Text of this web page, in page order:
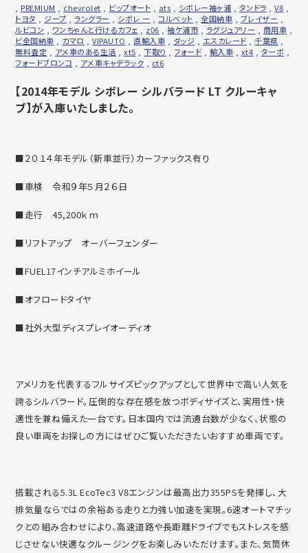
PREMIUM chevrolet ビップオート ats シボレー袖ヶ浦 タンドラ ,V8
トヨタ
ジープ ,ラングラー シボレ ー ,コルベット ,全国納車 ブレイザー
ルビコン
ワンちゃんと行けるカフェ z06 ,袖ケ浦市 ラグジュアリー 商用車
ビ全国納車
カマロ ,VIPAUTO 直輸入車 ダッジ エスカレード ,千葉県
無料査定
アメ車のある生活 ,xt5 ,下取り ,フォード 輸入車 xt4 ターボ
フォードブロンコ
アメ車キャデラック ct6
【2014年モデル シボレー シルバラード LT クルーキャ
ブ】が入庫いたしました。
■２０１４年モデル（新車並行）カーファックス有り
■車検 令和９年５月２６日
■走行 45,200ｋｍ
■リフトアップ オーバーフェンダー
■FUEL17インチアルミホイール
■オフロードタイヤ
■社外大型ディスプレイオーディオ
アメリカを代表するフルサイズピックアップとして世界中で高い人気を
誇るシルバラード。圧倒的な存在感を放つボディサイズと、 実用性・快
適性を兼ね備えた一台です。 日本国内では流通台数が少なく、状態の
良い車両をお探しの方にはぜひご覧いただきたいおすすめ車両です。
搭載される5.3L EcoTec3 V8エンジンは最高出力355PSを発揮し、 大
排気量ならではの余裕ある走りと力強い加速を実現。6速オートマチッ
クとの組み合わせにより、高速道路や長距離ドライブでもストレスを感
じさせない快適なクルージングをお楽しみいただけます。また、 気筒休